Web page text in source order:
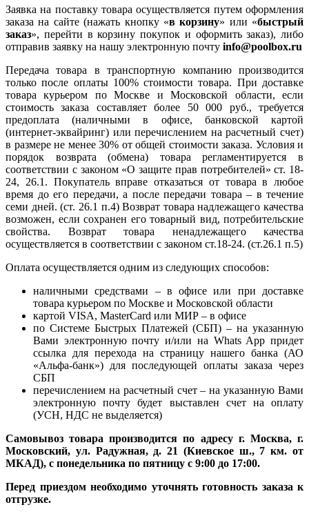
Заявка на поставку товара осуществляется путем оформления
заказа на сайте (нажать кнопку «в корзину» или «быстрый
заказ», перейти в корзину покупок и оформить заказ), либо
отправив заявку на нашу электронную почту info@poolbox.ru
Передача товара в транспортную компанию производится
только после оплаты 100% стоимости товара. При доставке
товара курьером по Москве и Московской области, если
стоимость заказа составляет более 50 000 руб., требуется
предоплата (наличными в офисе, банковской картой
(интернет-эквайринг) или перечислением на расчетный счет)
в размере не менее 30% от общей стоимости заказа. Условия и
порядок возврата (обмена) товара регламентируется в
соответствии с законом «О защите прав потребителей» ст. 18-
24, 26.1. Покупатель вправе отказаться от товара в любое
время до его передачи, а после передачи товара – в течение
семи дней. (ст. 26.1 п.4) Возврат товара надлежащего качества
возможен, если сохранен его товарный вид, потребительские
свойства. Возврат товара ненадлежащего качества
осуществляется в соответствии с законом ст.18-24. (ст.26.1 п.5)
Оплата осуществляется одним из следующих способов:
наличными средствами – в офисе или при доставке
товара курьером по Москве и Московской области
картой VISA, MasterCard или МИР – в офисе
по Системе Быстрых Платежей (СБП) – на указанную
Вами электронную почту и/или на Whats App придет
ссылка для перехода на страницу нашего банка (АО
«Альфа-банк») для последующей оплаты заказа через
СБП
перечислением на расчетный счет – на указанную Вами
электронную почту будет выставлен счет на оплату
(УСН, НДС не выделяется)
Самовывоз товара производится по адресу г. Москва, г.
Московский, ул. Радужная, д. 21 (Киевское ш., 7 км. от
МКАД), с понедельника по пятницу с 9:00 до 17:00.
Перед приездом необходимо уточнять готовность заказа к
отгрузке.